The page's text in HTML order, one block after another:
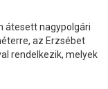
átesett nagypolgári
az Erzsébet
rendelkezik, melyek